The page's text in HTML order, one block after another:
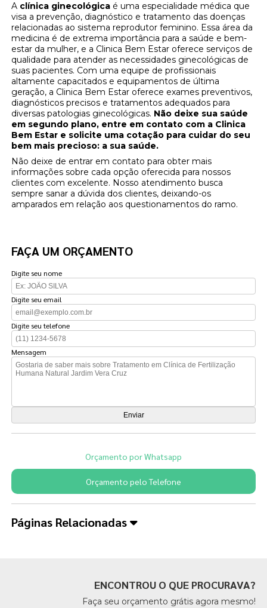
A clínica ginecológica é uma especialidade médica que
visa a prevenção, diagnóstico e tratamento das doenças
relacionadas ao sistema reprodutor feminino. Essa área da
medicina é de extrema importância para a saúde e bem-
estar da mulher, e a Clinica Bem Estar oferece serviços de
qualidade para atender as necessidades ginecológicas de
suas pacientes. Com uma equipe de profissionais
altamente capacitados e equipamentos de última
geração, a Clinica Bem Estar oferece exames preventivos,
diagnósticos precisos e tratamentos adequados para
diversas patologias ginecológicas. Não deixe sua saúde
em segundo plano, entre em contato com a Clinica
Bem Estar e solicite uma cotação para cuidar do seu
bem mais precioso: a sua saúde.
Não deixe de entrar em contato para obter mais
informações sobre cada opção oferecida para nossos
clientes com excelente. Nosso atendimento busca
sempre sanar a dúvida dos clientes, deixando-os
amparados em relação aos questionamentos do ramo.
FAÇA UM ORÇAMENTO
Digite seu nome
Digite seu email
Digite seu telefone
Mensagem
Orçamento por Whatsapp
Orçamento pelo Telefone
Páginas Relacionadas
ENCONTROU O QUE PROCURAVA?
Faça seu orçamento grátis agora mesmo!